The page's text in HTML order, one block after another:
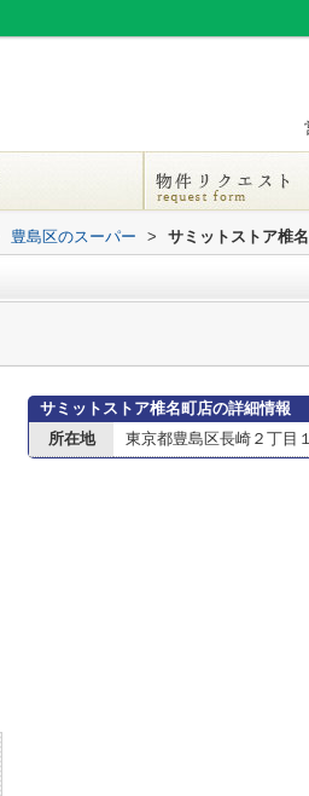
豊島区のスーパー > サミットストア椎
サミットストア椎名町店の詳細情報
所在地
東京都豊島区長崎２丁目